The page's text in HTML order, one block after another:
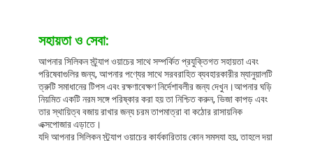
সহায়তা ও সেবা:
আপনার সিলিকন স্ট্র্যাপ ওয়াচের সাথে সম্পর্কিত প্রযুক্তিগত সহায়তা এবং
পরিষেবাগুলির জন্য, আপনার পণ্যের সাথে সরবরাহিত ব্যবহারকারীর ম্যানুয়ালটি
ত্রুটি সমাধানের টিপস এবং রক্ষণাবেক্ষণ নির্দেশাবলীর জন্য দেখুন।আপনার ঘড়ি
নিয়মিত একটি নরম সঙ্গে পরিষ্কার করা হয় তা নিশ্চিত করুন, ভিজা কাপড় এবং
তার স্থায়িত্ব বজায় রাখার জন্য চরম তাপমাত্রা বা কঠোর রাসায়নিক
এক্সপোজার এড়াতে।
যদি আপনার সিলিকন স্ট্র্যাপ ওয়াচের কার্যকারিতায় কোন সমস্যা হয়, তাহলে দয়া